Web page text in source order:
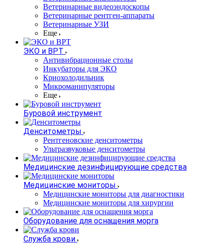
Ветеринарные видеоэндоскопы
Ветеринарные рентген-аппараты
Ветеринарные УЗИ
Еще
ЭКО и ВРТ
Антивибрационные столы
Инкубаторы для ЭКО
Криохолодильник
Микроманипуляторы
Еще
Буровой инструмент
Денситометры
Рентгеновские денситометры
Ультразвуковые денситометры
Медицинские дезинфицирующие средства
Медицинские мониторы
Медицинские мониторы для диагностики
Медицинские мониторы для хирургии
Оборудование для оснащения морга
Служба крови